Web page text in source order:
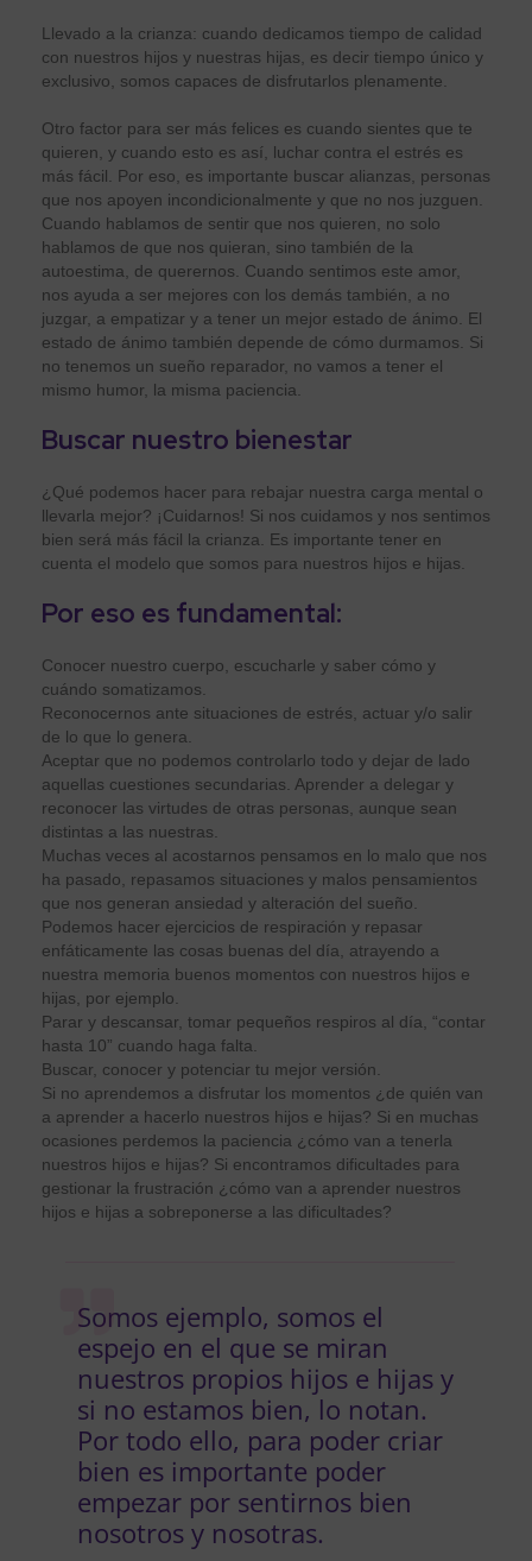
Llevado a la crianza: cuando dedicamos tiempo de calidad
con nuestros hijos y nuestras hijas, es decir tiempo único y
exclusivo, somos capaces de disfrutarlos plenamente.
Otro factor para ser más felices es cuando sientes que te
quieren, y cuando esto es así, luchar contra el estrés es
más fácil. Por eso, es importante buscar alianzas, personas
que nos apoyen incondicionalmente y que no nos juzguen.
Cuando hablamos de sentir que nos quieren, no solo
hablamos de que nos quieran, sino también de la
autoestima, de querernos. Cuando sentimos este amor,
nos ayuda a ser mejores con los demás también, a no
juzgar, a empatizar y a tener un mejor estado de ánimo. El
estado de ánimo también depende de cómo durmamos. Si
no tenemos un sueño reparador, no vamos a tener el
mismo humor, la misma paciencia.
Buscar nuestro bienestar
¿Qué podemos hacer para rebajar nuestra carga mental o
llevarla mejor? ¡Cuidarnos! Si nos cuidamos y nos sentimos
bien será más fácil la crianza. Es importante tener en
cuenta el modelo que somos para nuestros hijos e hijas.
Por eso es fundamental:
Conocer nuestro cuerpo, escucharle y saber cómo y
cuándo somatizamos.
Reconocernos ante situaciones de estrés, actuar y/o salir
de lo que lo genera.
Aceptar que no podemos controlarlo todo y dejar de lado
aquellas cuestiones secundarias. Aprender a delegar y
reconocer las virtudes de otras personas, aunque sean
distintas a las nuestras.
Muchas veces al acostarnos pensamos en lo malo que nos
ha pasado, repasamos situaciones y malos pensamientos
que nos generan ansiedad y alteración del sueño.
Podemos hacer ejercicios de respiración y repasar
enfáticamente las cosas buenas del día, atrayendo a
nuestra memoria buenos momentos con nuestros hijos e
hijas, por ejemplo.
Parar y descansar, tomar pequeños respiros al día, “contar
hasta 10” cuando haga falta.
Buscar, conocer y potenciar tu mejor versión.
Si no aprendemos a disfrutar los momentos ¿de quién van
a aprender a hacerlo nuestros hijos e hijas? Si en muchas
ocasiones perdemos la paciencia ¿cómo van a tenerla
nuestros hijos e hijas? Si encontramos dificultades para
gestionar la frustración ¿cómo van a aprender nuestros
hijos e hijas a sobreponerse a las dificultades?
Somos ejemplo, somos el
espejo en el que se miran
nuestros propios hijos e hijas y
si no estamos bien, lo notan.
Por todo ello, para poder criar
bien es importante poder
empezar por sentirnos bien
nosotros y nosotras.